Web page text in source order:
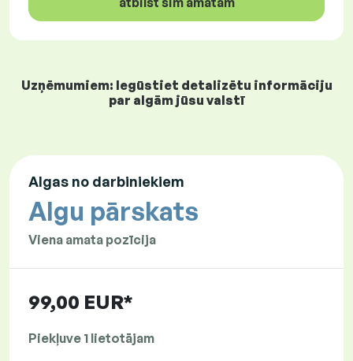
Uzņēmumiem: Iegūstiet detalizētu informāciju
par algām jūsu valstī
Algas no darbiniekiem
Algu pārskats
Viena amata pozīcija
99,00 EUR*
Piekļuve 1 lietotājam